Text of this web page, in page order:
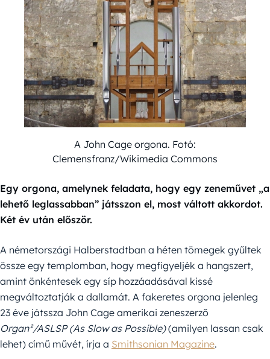
A John Cage orgona. Fotó:
Clemensfranz/Wikimedia Commons
Egy orgona, amelynek feladata, hogy egy zeneművet „a
lehető leglassabban” játsszon el, most váltott akkordot.
Két év után először.
A németországi Halberstadtban a héten tömegek gyűltek
össze egy templomban, hogy megfigyeljék a hangszert,
amint önkéntesek egy síp hozzáadásával kissé
megváltoztatják a dallamát. A fakeretes orgona jelenleg
23 éve játssza John Cage amerikai zeneszerző
Organ²/ASLSP (As Slow as Possible)(amilyen lassan csak
lehet) című művét, írja a Smithsonian Magazine.